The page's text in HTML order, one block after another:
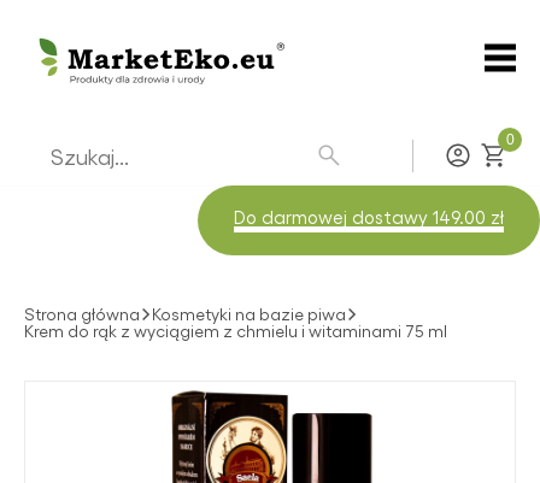
Zaloguj
0
Do darmowej dostawy 149.00 zł
Strona główna
Kosmetyki na bazie piwa
Krem do rąk z wyciągiem z chmielu i witaminami 75 ml